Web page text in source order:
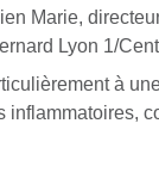
Marie,
Lyon 1/
à